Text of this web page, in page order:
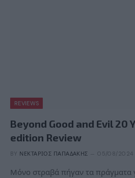
REVIEWS
Beyond Good and Evil 20
edition Review
BY ΝΕΚΤΆΡΙΟΣ ΠΑΠΑΔΆΚΗΣ 05/08/2024
Μόνο στραβά πήγαν τα πράγματα